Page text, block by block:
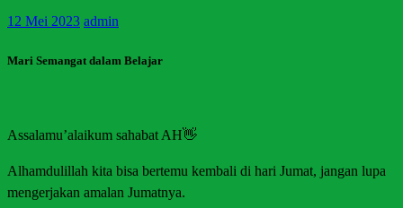
12 Mei 2023 admin
Mari Semangat dalam Belajar
Assalamu’alaikum sahabat AH👋
Alhamdulillah kita bisa bertemu kembali di hari Jumat, jangan lupa
mengerjakan amalan Jumatnya.